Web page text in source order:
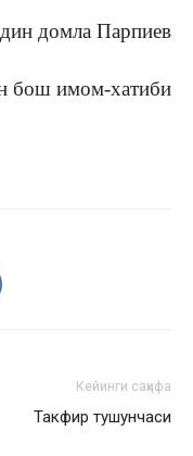
домла Парпиев
бош имом-хатиби
Кейинги саҳифа
Такфир тушунчаси